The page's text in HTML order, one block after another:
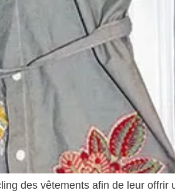
des vêtements afin de leur